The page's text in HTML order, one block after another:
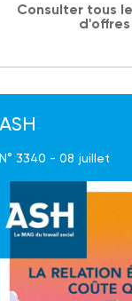
Consulter tous
d'offres
ASH
N° 3340 - 08 juillet